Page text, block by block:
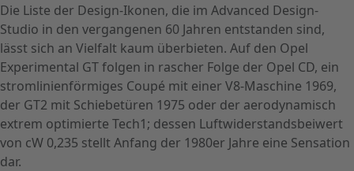
Die Liste der Design-Ikonen, die im Advanced Design-
Studio in den vergangenen 60 Jahren entstanden sind,
lässt sich an Vielfalt kaum überbieten. Auf den Opel
Experimental GT folgen in rascher Folge der Opel CD, ein
stromlinienförmiges Coupé mit einer V8-Maschine 1969,
der GT2 mit Schiebetüren 1975 oder der aerodynamisch
extrem optimierte Tech1; dessen Luftwiderstandsbeiwert
von cW 0,235 stellt Anfang der 1980er Jahre eine Sensation
dar.